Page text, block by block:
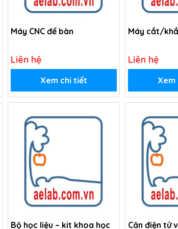
Máy CNC để bàn
Liên hệ
Xem chi tiết
Máy cắt/
Liên hệ
Bộ học liệu – kit khoa học Cân điện tử và dụng